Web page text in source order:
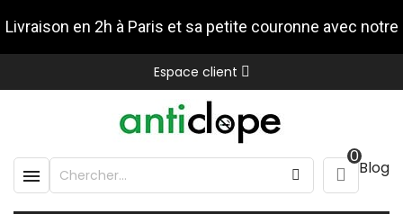
Livraison en 2h à Paris et sa petite couronne avec notre
partenaire Stuart
Espace client

0
Blog